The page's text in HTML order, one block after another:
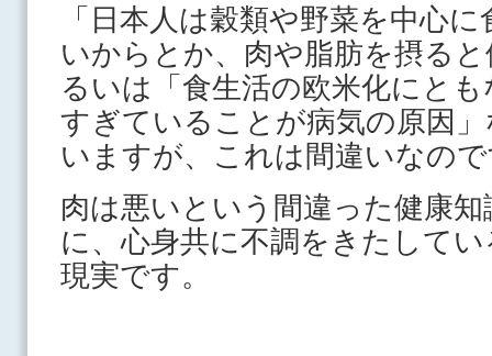
「日本人は穀類や野菜を中心
いからとか、肉や脂肪を摂る
るいは「食生活の欧米化にと
すぎていることが病気の原因
いますが、これは間違いなの
肉は悪いという間違った健康
に、心身共に不調をきたして
現実です。